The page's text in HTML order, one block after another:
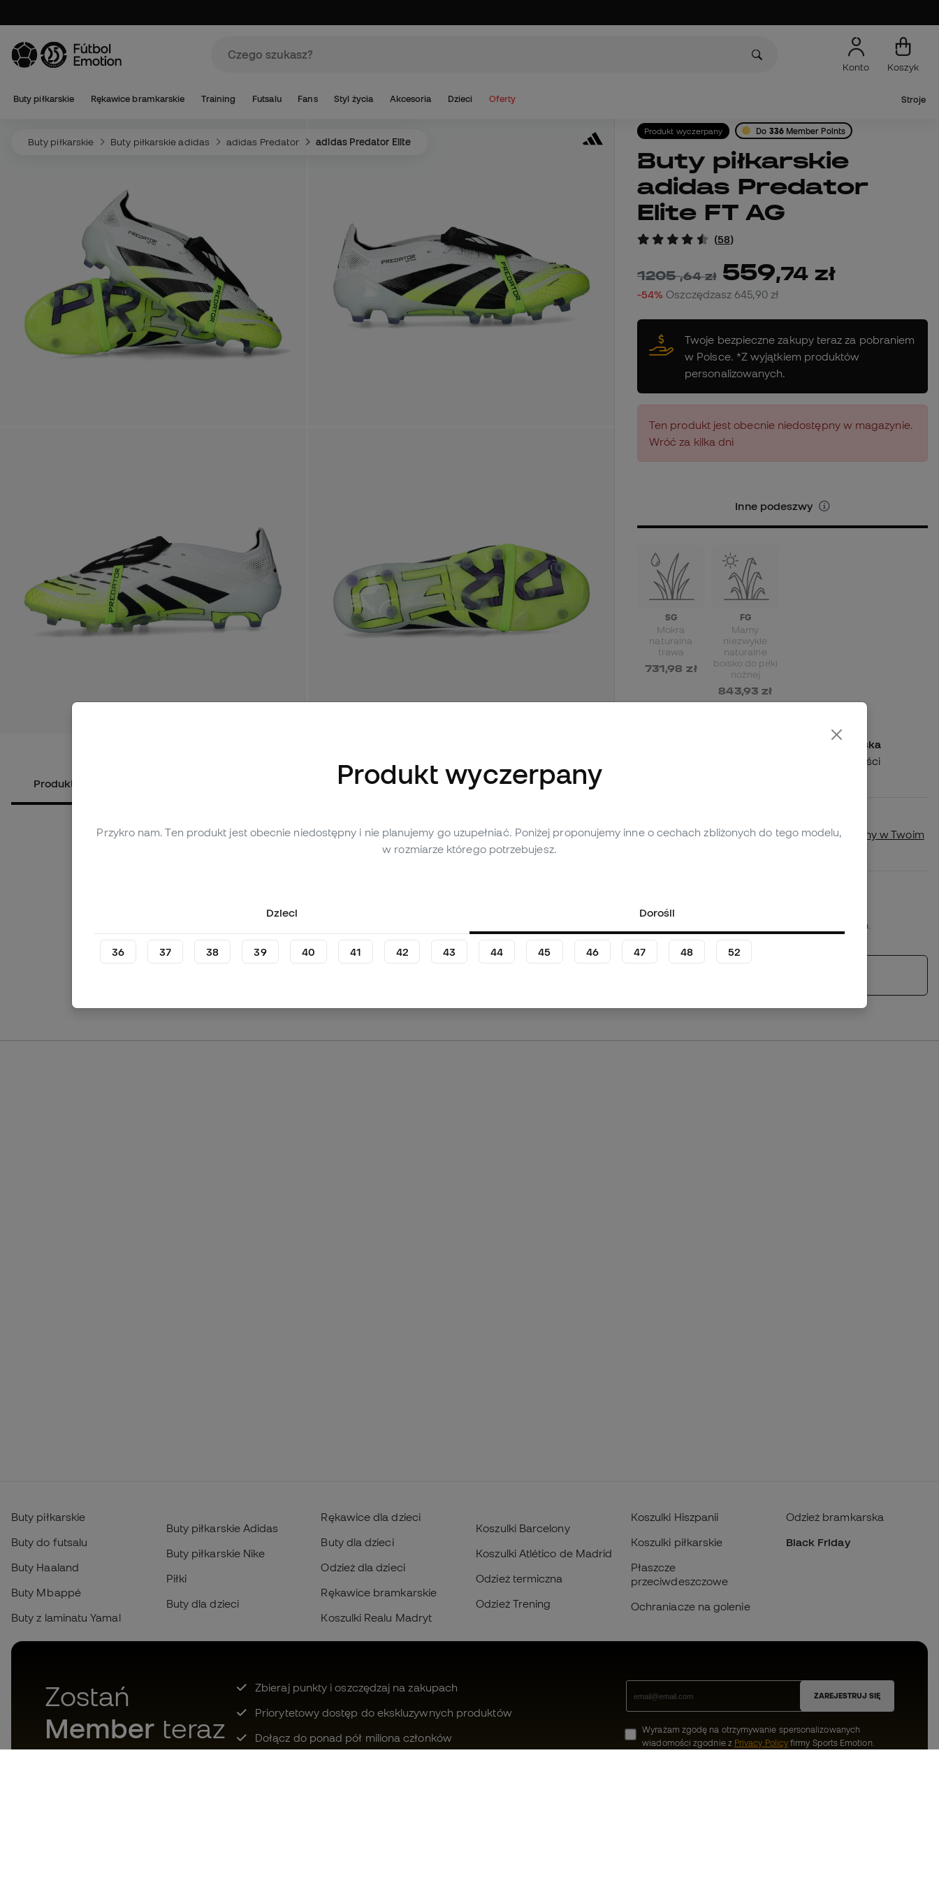
Konto Koszyk
Buty piłkarskie Rękawice bramkarskie Training Futsalu Fans Styl życia Akcesoria Dzieci Oferty Stroje
Buty piłkarskie Buty piłkarskie adidas adidas Predator adidas Predator Elite
Produkty alternatywne Ocena osobista (58) Tabela porównawcza
Produkt wyczerpany Do 336Member Points
Buty piłkarskie
adidas Predator
Elite FT AG
(58)
1205,64 zł 559,74 zł
-54% Oszczędzasz645,90 zł
Twoje bezpieczne zakupy teraz za pobraniem
w Polsce. *Z wyjątkiem produktów
personalizowanych.
Ten produkt jest obecnie niedostępny w magazynie.
Wróć za kilka dni
Inne podeszwy
SG
Mokra
naturalna
trawa
731,98 zł
FG
Mamy
niezwykle
naturalne
boisko do piłki
nożnej
843,93 zł
Wysyłamy Twoje zamówienie do Polska
Koszty wysyłki w zależności od wielkości
Sprawdź , czy ten produkt jest dostępny w Twoim
Polityka zwrotów
*Nie dotyczy produktów personalizowanych.
Buty piłkarskie
Buty do futsalu
Buty Haaland
Buty Mbappé
Buty z laminatu Yamal
Buty piłkarskie Adidas
Buty piłkarskie Nike
Piłki
Buty dla dzieci
Rękawice dla dzieci
Buty dla dzieci
Odzież dla dzieci
Rękawice bramkarskie
Koszulki Realu Madryt
Koszulki Barcelony
Koszulki Atlético de Madrid
Odzież termiczna
Odzież Trening
Koszulki Hiszpanii
Koszulki piłkarskie
Płaszcze
przeciwdeszczowe
Ochraniacze na golenie
Odzież bramkarska
Black Friday
Zostań
Member teraz
Zbieraj punkty i oszczędzaj na zakupach
Priorytetowy dostęp do ekskluzywnych produktów
Dołącz do ponad pół miliona członków
ZAREJESTRUJ SIĘ
Wyrażam zgodę na otrzymywanie spersonalizowanych
wiadomości zgodnie z Privacy Policyfirmy Sports Emotion.
Produkt wyczerpany
Przykro nam. Ten produkt jest obecnie niedostępny i nie planujemy go uzupełniać. Poniżej proponujemy inne o cechach zbliżonych do tego modelu,
w rozmiarze którego potrzebujesz.
Dzieci Dorośli
36 37 38 39 40 41 42 43 44 45 46 47 48 52